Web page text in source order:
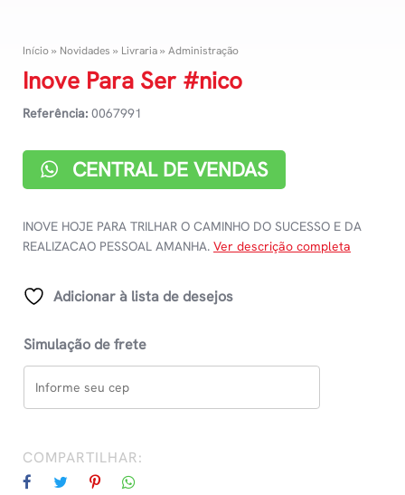
Início» Novidades » Livraria» Administração
Inove Para Ser #nico
Referência: 0067991
CENTRAL DE VENDAS
INOVE HOJE PARA TRILHAR O CAMINHO DO SUCESSO E DA
REALIZACAO PESSOAL AMANHA. Ver descrição completa
Adicionar à lista de desejos
Simulação de frete
COMPARTILHAR: